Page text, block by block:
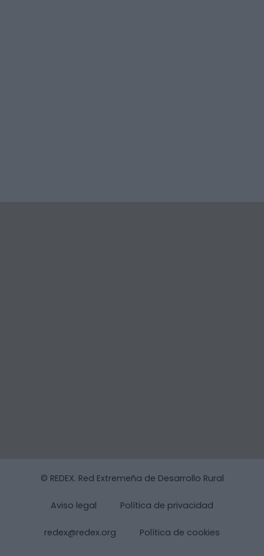
© REDEX. Red Extremeña de Desarrollo Rural
Aviso legal Política de privacidad
redex@redex.org Política de cookies